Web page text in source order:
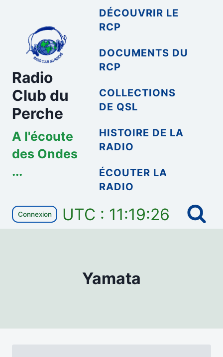
contenu
Radio
Club du
Perche
A l'écoute
des Ondes
...
DÉCOUVRIR LE
RCP
DOCUMENTS DU
RCP
COLLECTIONS
DE QSL
HISTOIRE DE LA
RADIO
ÉCOUTER LA
RADIO
Connexion UTC : 11:19:26
Yamata